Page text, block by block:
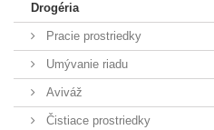
Drogéria
Pracie prostriedky
Umývanie riadu
Aviváž
Čistiace prostriedky